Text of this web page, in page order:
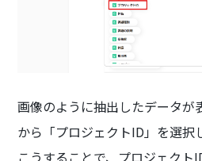
画像のように抽出したデータが
から「プロジェクトID」を選択
こうすることで、プロジェクト